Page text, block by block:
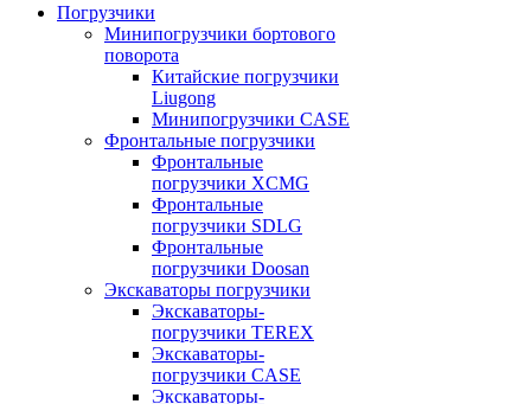
Погрузчики
Минипогрузчики бортового
поворота
Китайские погрузчики
Liugong
Минипогрузчики CASE
Фронтальные погрузчики
Фронтальные
погрузчики XCMG
Фронтальные
погрузчики SDLG
Фронтальные
погрузчики Doosan
Экскаваторы погрузчики
Экскаваторы-
погрузчики TEREX
Экскаваторы-
погрузчики CASE
Экскаваторы-